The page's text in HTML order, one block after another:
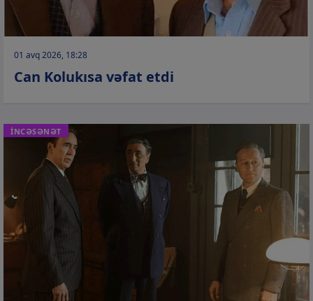
01 avq 2026, 18:28
Can Kolukısa vəfat etdi
İNCƏSƏNƏT